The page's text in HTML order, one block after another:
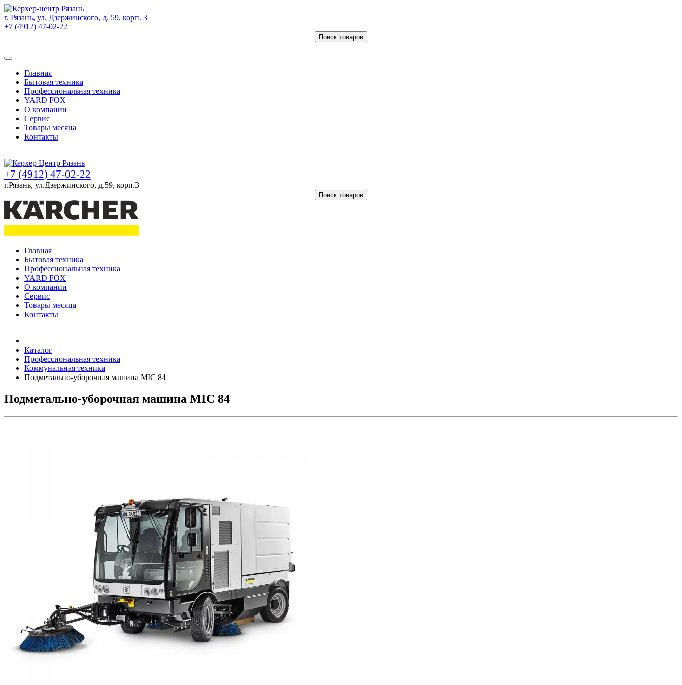
г. Рязань, ул. Дзержинского, д. 59, корп. 3
+7 (4912) 47-02-22
Поиск товаров
Главная
Бытовая техника
Профессиональная техника
YARD FOX
О компании
Сервис
Товары месяца
Контакты
+7 (4912) 47-02-22
г.Рязань, ул.Дзержинского, д.59, корп.3
Поиск товаров
Главная
Бытовая техника
Профессиональная техника
YARD FOX
О компании
Сервис
Товары месяца
Контакты
Каталог
Профессиональная техника
Коммунальная техника
Подметально-уборочная машина MIC 84
Подметально-уборочная машина MIC 84